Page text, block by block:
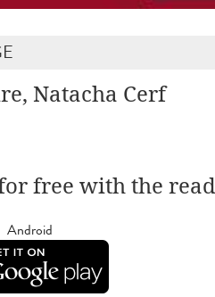
Natacha Cerf
free with the
Android